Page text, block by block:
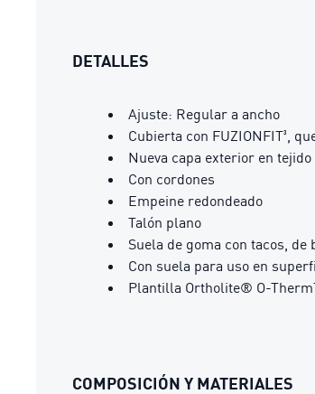
DETALLES
Ajuste: Regular a ancho
Cubierta con FUZIONFIT³,
Nueva capa exterior en
Con cordones
Empeine redondeado
Talón plano
Suela de goma con tacos, de
Con suela para uso en
Plantilla Ortholite® O-
COMPOSICIÓN Y MATERIALES